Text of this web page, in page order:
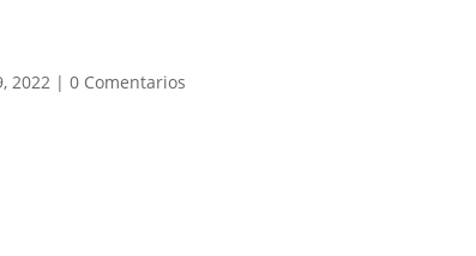
2022 |0 Comentarios